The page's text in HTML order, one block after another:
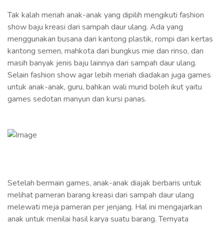
Tak kalah meriah anak-anak yang dipilih mengikuti fashion
show baju kreasi dari sampah daur ulang. Ada yang
menggunakan busana dari kantong plastik, rompi dari kertas
kantong semen, mahkota dari bungkus mie dan rinso, dan
masih banyak jenis baju lainnya dari sampah daur ulang.
Selain fashion show agar lebih meriah diadakan juga games
untuk anak-anak, guru, bahkan wali murid boleh ikut yaitu
games sedotan manyun dan kursi panas.
Setelah bermain games, anak-anak diajak berbaris untuk
melihat pameran barang kreasi dari sampah daur ulang
melewati meja pameran per jenjang. Hal ini mengajarkan
anak untuk menilai hasil karya suatu barang. Ternyata